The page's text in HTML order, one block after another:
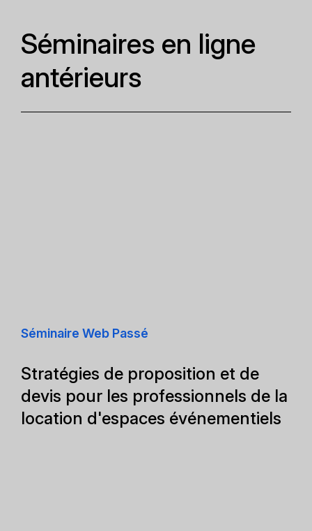
Séminaires en ligne
antérieurs
Séminaire Web Passé
Stratégies de proposition et de
devis pour les professionnels de la
location d'espaces événementiels